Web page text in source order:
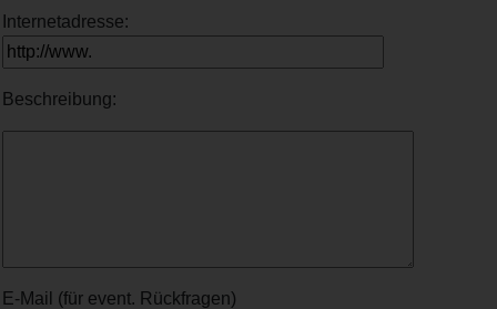
Internetadresse:
Beschreibung:
E-Mail (für event. Rückfragen)